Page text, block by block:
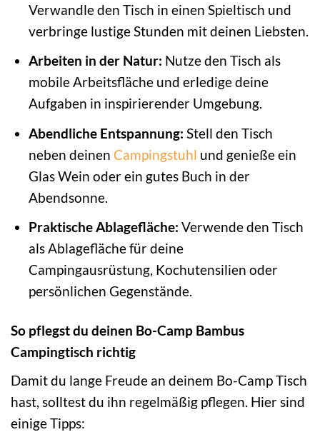
Verwandle den Tisch in einen Spieltisch und
verbringe lustige Stunden mit deinen Liebsten.
Arbeiten in der Natur: Nutze den Tisch als
mobile Arbeitsfläche und erledige deine
Aufgaben in inspirierender Umgebung.
Abendliche Entspannung: Stell den Tisch
neben deinen Campingstuhl und genieße ein
Glas Wein oder ein gutes Buch in der
Abendsonne.
Praktische Ablagefläche: Verwende den Tisch
als Ablagefläche für deine
Campingausrüstung, Kochutensilien oder
persönlichen Gegenstände.
So pflegst du deinen Bo-Camp Bambus
Campingtisch richtig
Damit du lange Freude an deinem Bo-Camp Tisch
hast, solltest du ihn regelmäßig pflegen. Hier sind
einige Tipps: